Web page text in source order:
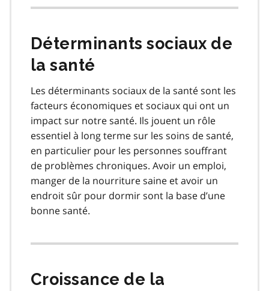
3
Déterminants sociaux de
la santé
Les déterminants sociaux de la santé sont les
facteurs économiques et sociaux qui ont un
impact sur notre santé. Ils jouent un rôle
essentiel à long terme sur les soins de santé,
en particulier pour les personnes souffrant
de problèmes chroniques. Avoir un emploi,
manger de la nourriture saine et avoir un
endroit sûr pour dormir sont la base d’une
bonne santé.
Croissance de la